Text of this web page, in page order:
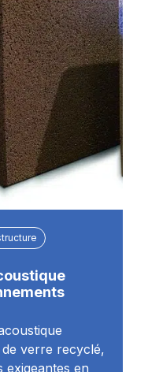
verre recyclé,
en